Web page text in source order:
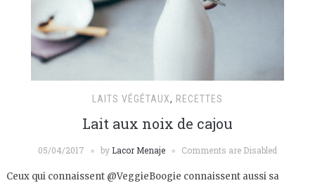
LAITS VÉGÉTAUX, RECETTES
Lait aux noix de cajou
05/04/2017 by Lacor Menaje Comments are Disabled
Ceux qui connaissent @VeggieBoogie connaissent aussi sa